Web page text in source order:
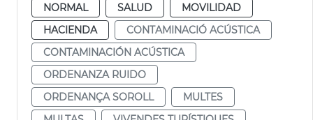
NORMAL
SALUD
MOVILIDAD
HACIENDA
CONTAMINACIÓ ACÚSTICA
CONTAMINACIÓN ACÚSTICA
ORDENANZA RUIDO
ORDENANÇA SOROLL
MULTES